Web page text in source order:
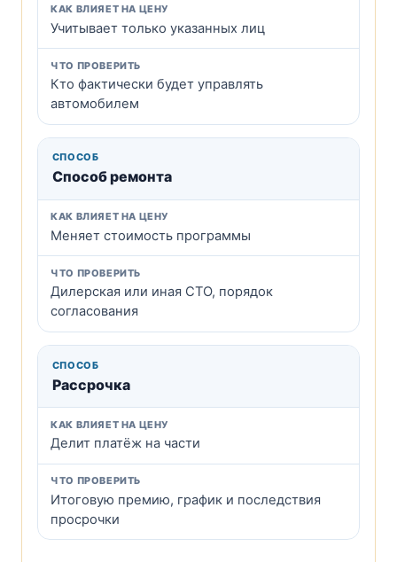
Учитывает только указанных лиц
Кто фактически будет управлять
автомобилем
Способ ремонта
Меняет стоимость программы
Дилерская или иная СТО, порядок
согласования
Рассрочка
Делит платёж на части
Итоговую премию, график и последствия
просрочки